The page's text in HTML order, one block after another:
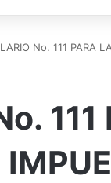
No. 111 PARA